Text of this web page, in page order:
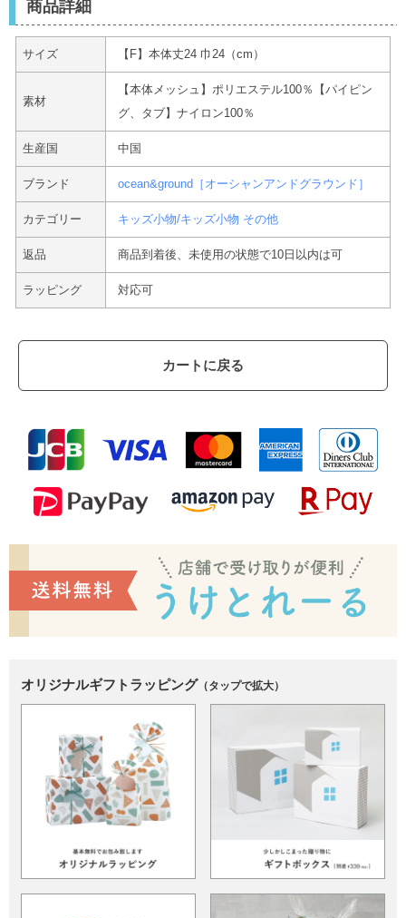
商品詳細
サイズ 【F】本体丈24 巾24（cm）
素材
【本体メッシュ】ポリエステル100％【パイピン
グ、タブ】ナイロン100％
生産国 中国
ブランド ocean&ground［オーシャンアンドグラウンド］
カテゴリー キッズ小物/キッズ小物 その他
返品 商品到着後、未使用の状態で10日以内は可
ラッピング 対応可
カートに戻る
オリジナルギフトラッピング（タップで拡大）